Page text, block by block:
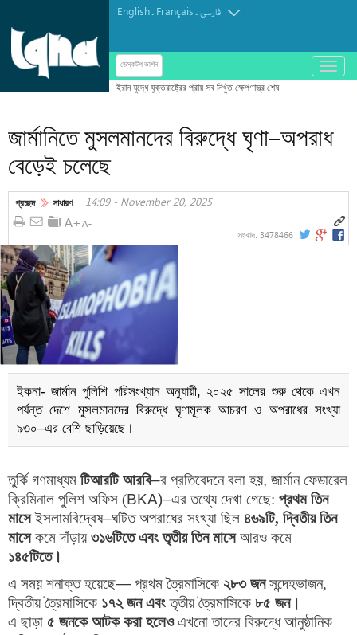
English. Français.فارسی
ডেস্কটপ ভার্শন
باز
و
منو
জার্মানিতে মুসলমানদের বিরুদ্ধে ঘৃণা–অপরাধ
বেড়েই চলেছে
প্রচ্ছদ সাধারণ 14:09 - November 20, 2025
সংবাদ: 3478466
ইকনা- জার্মান পুলিশি পরিসংখ্যান অনুযায়ী, ২০২৫ সালের শুরু থেকে এখন
পর্যন্ত দেশে মুসলমানদের বিরুদ্ধে ঘৃণামূলক আচরণ ও অপরাধের সংখ্যা
৯৩০–এর বেশি ছাড়িয়েছে।
তুর্কি গণমাধ্যম টিআরটি আরবি–র প্রতিবেদনে বলা হয়, জার্মান ফেডারেল
ক্রিমিনাল পুলিশ অফিস (BKA)–এর তথ্যে দেখা গেছে: প্রথম তিন
মাসে ইসলামবিদ্বেষ–ঘটিত অপরাধের সংখ্যা ছিল ৪৬৯টি, দ্বিতীয় তিন
মাসে কমে দাঁড়ায় ৩১৬টিতে এবংতৃতীয় তিন মাসে আরও কমে
১৪৫টিতে।
এ সময় শনাক্ত হয়েছে— প্রথম ত্রৈমাসিকে ২৮৩ জন সন্দেহভাজন,
দ্বিতীয় ত্রৈমাসিকে ১৭২ জনএবংতৃতীয় ত্রৈমাসিকে ৮৫ জন।
এ ছাড়া ৫ জনকে আটক করা হলেও এখনো তাদের বিরুদ্ধে আনুষ্ঠানিক